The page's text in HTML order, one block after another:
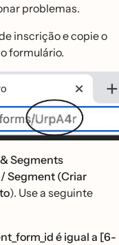
problemas.
inscrição e copie o
formulário.
Segments
Segment (Criar
). Use a seguinte
é igual a [6-